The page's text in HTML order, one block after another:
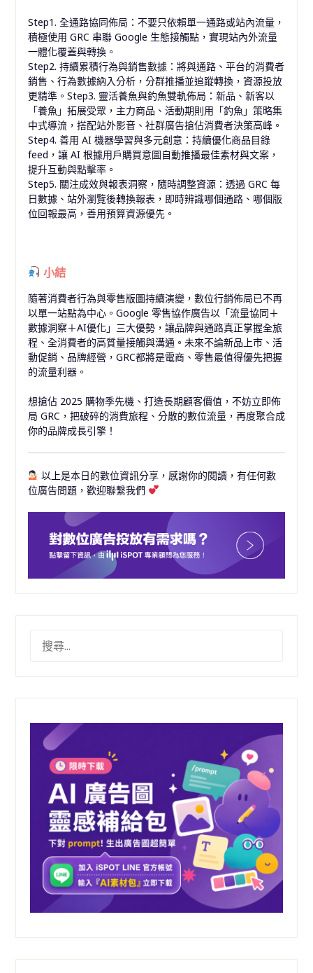
Step1. 全通路協同佈局：不要只依賴單一通路或站內流量，
積極使用 GRC 串聯 Google 生態接觸點，實現站內外流量
一體化覆蓋與轉換。
Step2. 持續累積行為與銷售數據：將與通路、平台的消費者
銷售、行為數據納入分析，分群推播並追蹤轉換，資源投放
更精準。Step3. 靈活養魚與釣魚雙軌佈局：新品、新客以
「養魚」拓展受眾，主力商品、活動期則用「釣魚」策略集
中式導流，搭配站外影音、社群廣告搶佔消費者決策高峰。
Step4. 善用 AI 機器學習與多元創意：持續優化商品目錄
feed，讓 AI 根據用戶購買意圖自動推播最佳素材與文案，
提升互動與點擊率。
Step5. 關注成效與報表洞察，隨時調整資源：透過 GRC 每
日數據、站外瀏覽後轉換報表，即時辨識哪個通路、哪個版
位回報最高，善用預算資源優先。
小結
隨著消費者行為與零售版圖持續演變，數位行銷佈局已不再
以單一站點為中心。Google 零售協作廣告以「流量協同＋
數據洞察＋AI優化」三大優勢，讓品牌與通路真正掌握全旅
程、全消費者的高質量接觸與溝通。未來不論新品上市、活
動促銷、品牌經營，GRC都將是電商、零售最值得優先把握
的流量利器。
想搶佔 2025 購物季先機、打造長期顧客價值，不妨立即佈
局 GRC，把破碎的消費旅程、分散的數位流量，再度聚合成
你的品牌成長引擎！
以上是本日的數位資訊分享，感謝你的閱讀，有任何數
位廣告問題，歡迎聯繫我們